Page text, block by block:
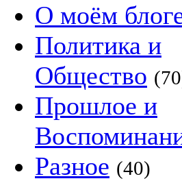
О моём
Политика и
Общество
Прошлое и
Разное (40)